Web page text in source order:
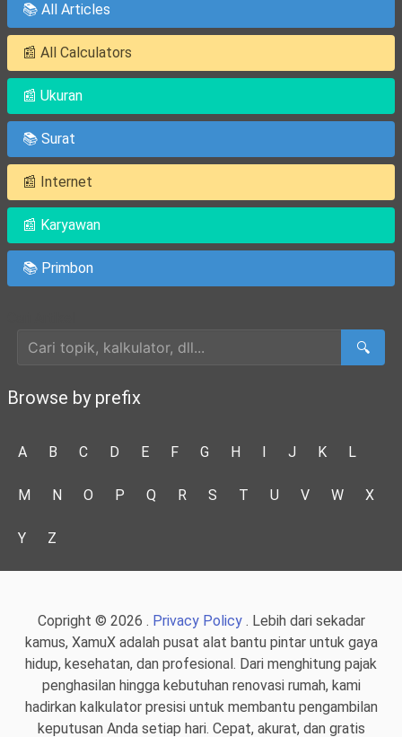
📚 All Articles
📰 All Calculators
📰 Ukuran
📚 Surat
📰 Internet
📰 Karyawan
📚 Primbon
🔍
Browse by prefix
A B C D E F G H I J K L
M N O P Q R S T U V W X
Y Z
Copright © 2026 . Privacy Policy. Lebih dari sekadar
kamus, XamuX adalah pusat alat bantu pintar untuk gaya
hidup, kesehatan, dan profesional. Dari menghitung pajak
penghasilan hingga kebutuhan renovasi rumah, kami
hadirkan kalkulator presisi untuk membantu pengambilan
keputusan Anda setiap hari. Cepat, akurat, dan gratis